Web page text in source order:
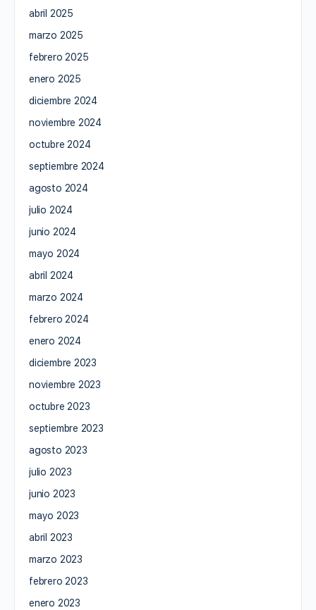
abril 2025
marzo 2025
febrero 2025
enero 2025
diciembre 2024
noviembre 2024
octubre 2024
septiembre 2024
agosto 2024
julio 2024
junio 2024
mayo 2024
abril 2024
marzo 2024
febrero 2024
enero 2024
diciembre 2023
noviembre 2023
octubre 2023
septiembre 2023
agosto 2023
julio 2023
junio 2023
mayo 2023
abril 2023
marzo 2023
febrero 2023
enero 2023